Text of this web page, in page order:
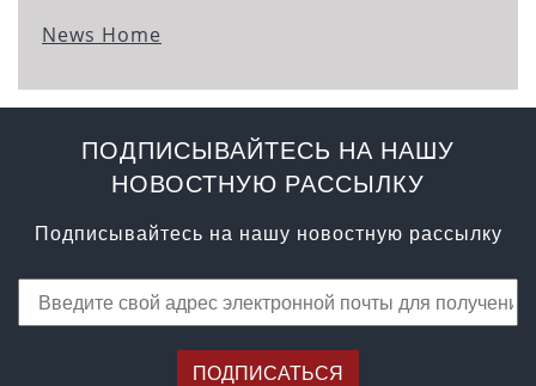
News Home
ПОДПИСЫВАЙТЕСЬ НА НАШУ
НОВОСТНУЮ РАССЫЛКУ
Подписывайтесь на нашу новостную рассылку
ПОДПИСАТЬСЯ